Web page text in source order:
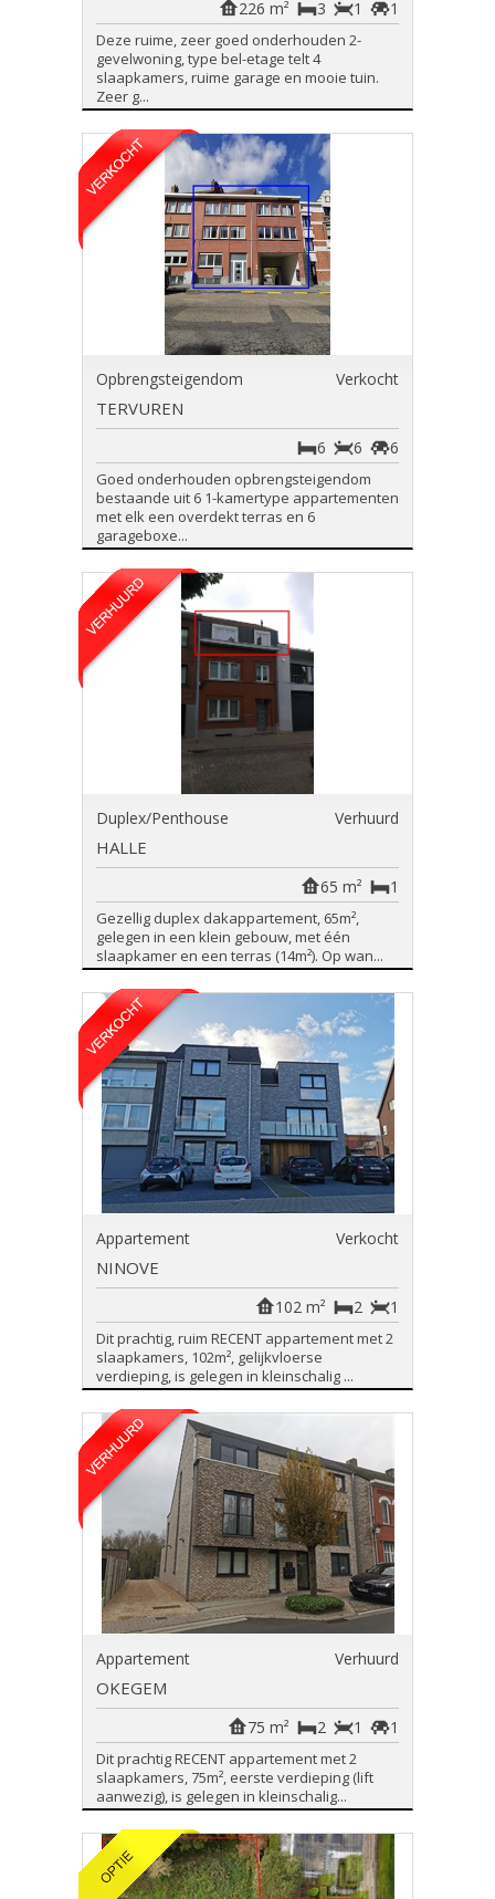
1
1
3
226 m²
Deze ruime, zeer goed onderhouden 2-
gevelwoning, type bel-etage telt 4
slaapkamers, ruime garage en mooie tuin.
Zeer g...
Opbrengsteigendom Verkocht
TERVUREN
6
6
6
Goed onderhouden opbrengsteigendom
bestaande uit 6 1-kamertype appartementen
met elk een overdekt terras en 6
garageboxe...
Duplex/Penthouse Verhuurd
HALLE
1
65 m²
Gezellig duplex dakappartement, 65m²,
gelegen in een klein gebouw, met één
slaapkamer en een terras (14m²). Op wan...
Appartement Verkocht
NINOVE
1
2
102 m²
Dit prachtig, ruim RECENT appartement met 2
slaapkamers, 102m², gelijkvloerse
verdieping, is gelegen in kleinschalig ...
Appartement Verhuurd
OKEGEM
1
1
2
75 m²
Dit prachtig RECENT appartement met 2
slaapkamers, 75m², eerste verdieping (lift
aanwezig), is gelegen in kleinschalig...